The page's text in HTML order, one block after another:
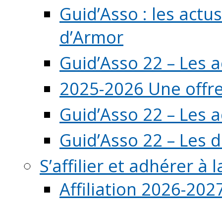
Guid’Asso : les
d’Armor
Guid’Asso 22 – Les
2025-2026 Une
Guid’Asso 22 –
Guid’Asso 22 – Les
S’affilier et adhérer à
Affiliation 2026-